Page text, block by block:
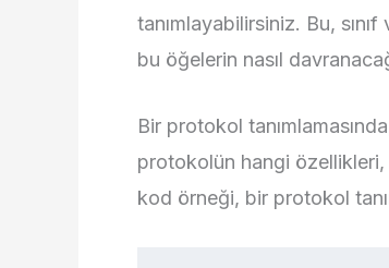
tanımlayabilirsiniz. Bu,
bu öğelerin nasıl
Bir protokol
protokolün hangi
kod örneği, bir protokol